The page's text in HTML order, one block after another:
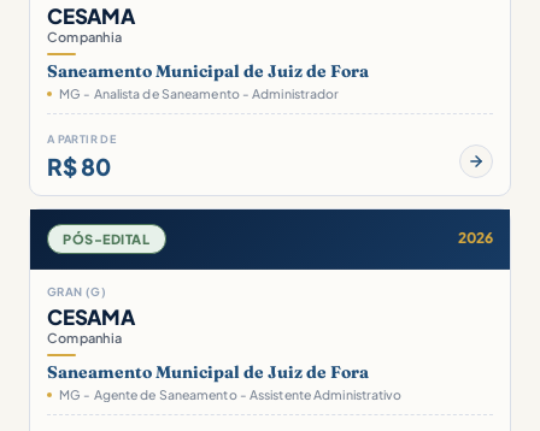
CESAMA
Companhia
Saneamento Municipal de Juiz de Fora
MG - Analista de Saneamento - Administrador
A PARTIR DE
R$ 80
PÓS-EDITAL 2026
GRAN (G)
CESAMA
Companhia
Saneamento Municipal de Juiz de Fora
MG - Agente de Saneamento - Assistente Administrativo